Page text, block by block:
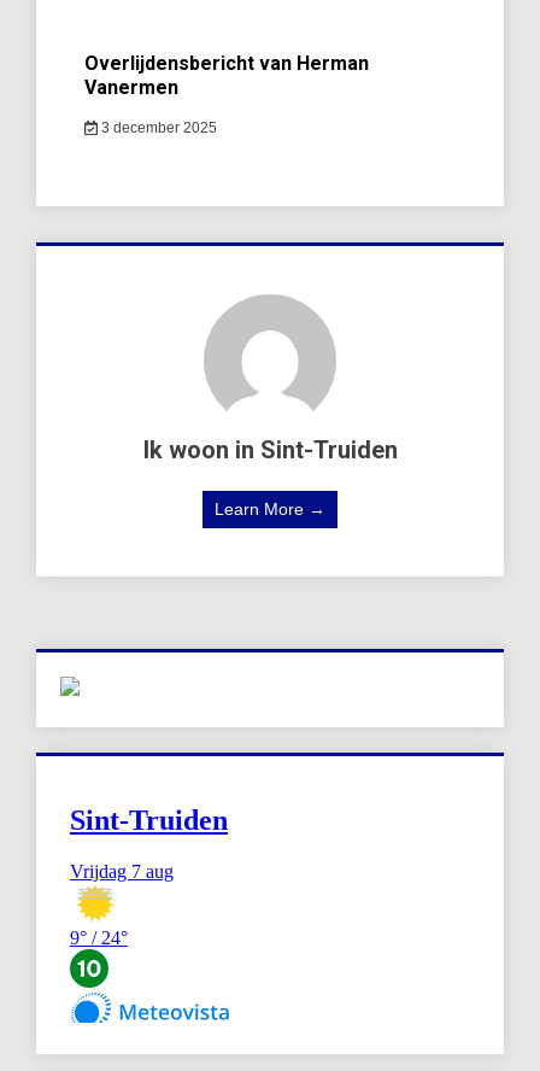
Overlijdensbericht van Herman
Vanermen
3 december 2025
Ik woon in Sint-Truiden
Learn More →